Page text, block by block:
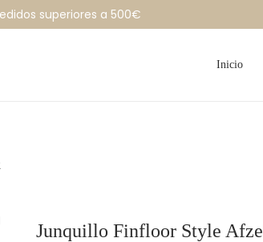
superiores a 500€
Inicio
Junquillo Finfloor Style